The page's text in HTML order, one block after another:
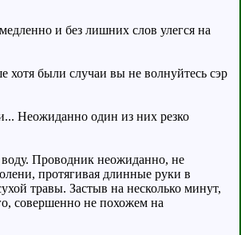
и без лишних слов улегся на
хотя были случаи вы не волнуйтесь сэр
Неожиданно один из них резко
Проводник неожиданно, не
протягивая длинные руки в
травы. Застыв на несколько минут,
совершенно не похожем на